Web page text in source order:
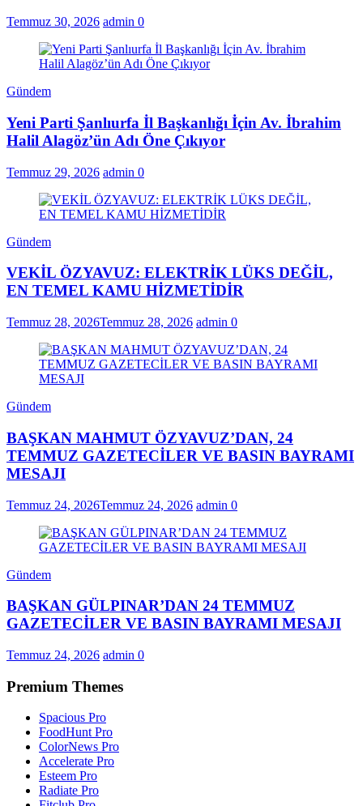
Temmuz 30, 2026 admin 0
Gündem
Yeni Parti Şanlıurfa İl Başkanlığı İçin Av. İbrahim
Halil Alagöz’ün Adı Öne Çıkıyor
Temmuz 29, 2026 admin 0
Gündem
VEKİL ÖZYAVUZ: ELEKTRİK LÜKS DEĞİL,
EN TEMEL KAMU HİZMETİDİR
Temmuz 28, 2026Temmuz 28, 2026 admin 0
Gündem
BAŞKAN MAHMUT ÖZYAVUZ’DAN, 24
TEMMUZ GAZETECİLER VE BASIN BAYRAMI
MESAJI
Temmuz 24, 2026Temmuz 24, 2026 admin 0
Gündem
BAŞKAN GÜLPINAR’DAN 24 TEMMUZ
GAZETECİLER VE BASIN BAYRAMI MESAJI
Temmuz 24, 2026 admin 0
Premium Themes
Spacious Pro
FoodHunt Pro
ColorNews Pro
Accelerate Pro
Esteem Pro
Radiate Pro